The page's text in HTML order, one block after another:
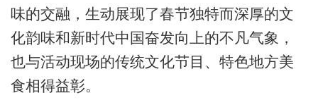
味的交融，生动展现了春节独特而深厚的文
化韵味和新时代中国奋发向上的不凡气象，
也与活动现场的传统文化节目、特色地方美
食相得益彰。